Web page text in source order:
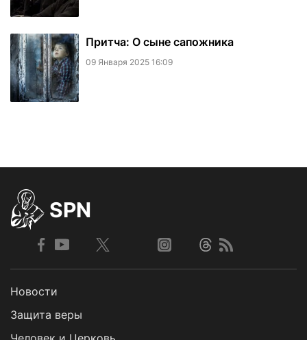
Притча: О сыне сапожника
09 Января 2025 16:09
SPN
Новости
Защита веры